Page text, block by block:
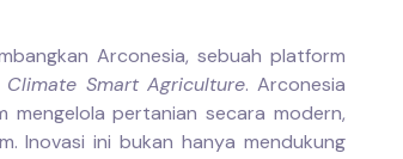
Arconesia, sebuah platform
Climate Smart Agriculture. Arconesia
pertanian secara modern,
Inovasi ini bukan hanya mendukung